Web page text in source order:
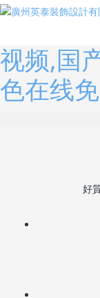
大鸡把
视频,国
色在线
好